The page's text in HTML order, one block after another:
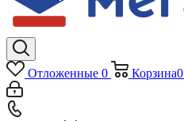
Отложенные 0 Корзина0